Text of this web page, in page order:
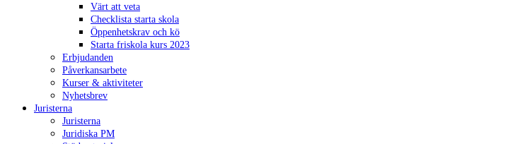
Värt att veta
Checklista starta skola
Öppenhetskrav och kö
Starta friskola kurs 2023
Erbjudanden
Påverkansarbete
Kurser & aktiviteter
Nyhetsbrev
Juristerna
Juristerna
Juridiska PM